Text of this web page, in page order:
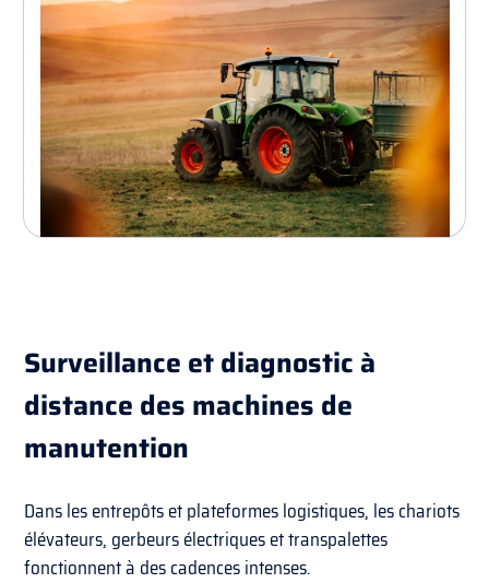
Surveillance et diagnostic à
distance des machines de
manutention
Dans les entrepôts et plateformes logistiques, les chariots
élévateurs, gerbeurs électriques et transpalettes
fonctionnent à des cadences intenses.